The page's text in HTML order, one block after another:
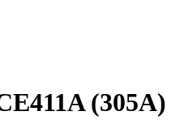
(305A)